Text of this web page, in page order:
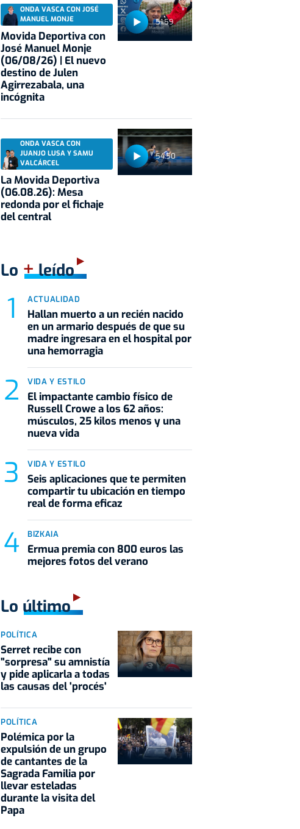
51:59
ONDA VASCA CON JOSÉ
MANUEL MONJE
Movida Deportiva con
José Manuel Monje
(06/08/26) | El nuevo
destino de Julen
Agirrezabala, una
incógnita
54:50
ONDA VASCA CON
JUANJO LUSA Y SAMU
VALCÁRCEL
La Movida Deportiva
(06.08.26): Mesa
redonda por el fichaje
del central
Lo +leído
ACTUALIDAD
Hallan muerto a un recién nacido
en un armario después de que su
madre ingresara en el hospital por
una hemorragia
VIDA Y ESTILO
El impactante cambio físico de
Russell Crowe a los 62 años:
músculos, 25 kilos menos y una
nueva vida
VIDA Y ESTILO
Seis aplicaciones que te permiten
compartir tu ubicación en tiempo
real de forma eficaz
BIZKAIA
Ermua premia con 800 euros las
mejores fotos del verano
Lo último
POLÍTICA
Serret recibe con
"sorpresa" su amnistía
y pide aplicarla a todas
las causas del 'procés'
POLÍTICA
Polémica por la
expulsión de un grupo
de cantantes de la
Sagrada Familia por
llevar esteladas
durante la visita del
Papa